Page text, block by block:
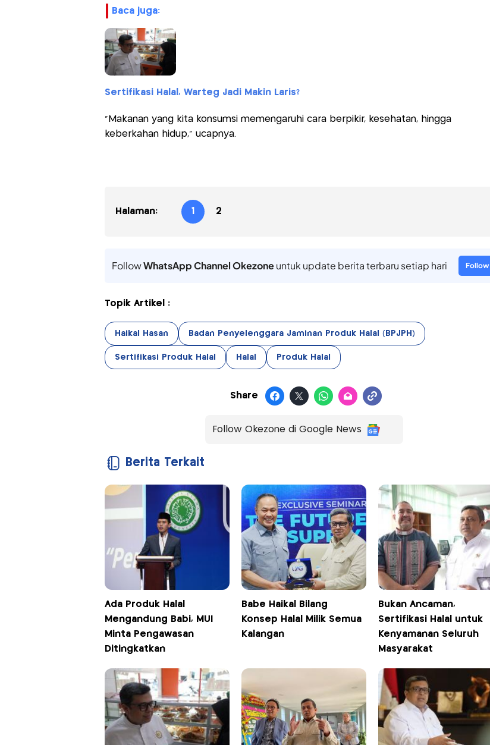
baca juga:
Sertifikasi Halal, Warteg Jadi Makin Laris?
"Makanan yang kita konsumsi memengaruhi cara berpikir, kesehatan, hingga
keberkahan hidup," ucapnya.
Halaman: 1 2
FollowWhatsApp Channel Okezoneuntuk update berita terbaru setiap hari Follow
Topik Artikel :
Haikal Hasan Badan Penyelenggara Jaminan Produk Halal (BPJPH)
Sertifikasi Produk Halal Halal Produk Halal
Share
Follow Okezone di Google News
Berita Terkait
Ada Produk Halal
Mengandung Babi, MUI
Minta Pengawasan
Ditingkatkan
Babe Haikal Bilang
Konsep Halal Milik Semua
Kalangan
Bukan Ancaman,
Sertifikasi Halal untuk
Kenyamanan Seluruh
Masyarakat